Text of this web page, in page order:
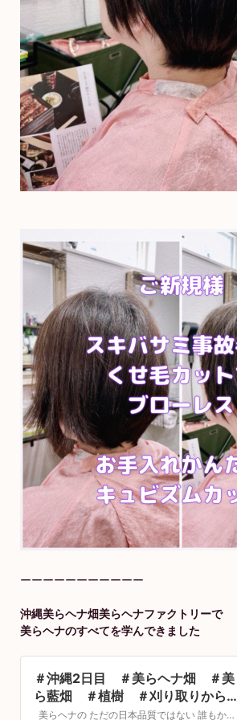
ーーーーーーーーーーー
沖縄美らヘナ畑美らヘナファクトリーで
美らヘナのすべてを学んできました
＃沖縄2日目 ＃美らヘナ畑 ＃美
ら藍畑 ＃植樹 ＃刈り取りから
＃乾燥まで ＃スピード勝負 | 「く
美らヘナの ただの日本品質ではない 誰もかれもが真似できない 圧倒的こだわりがもたらす 圧倒的高品質を目の当たりにします ーーーーーーーーーーーーーー 2日目の...